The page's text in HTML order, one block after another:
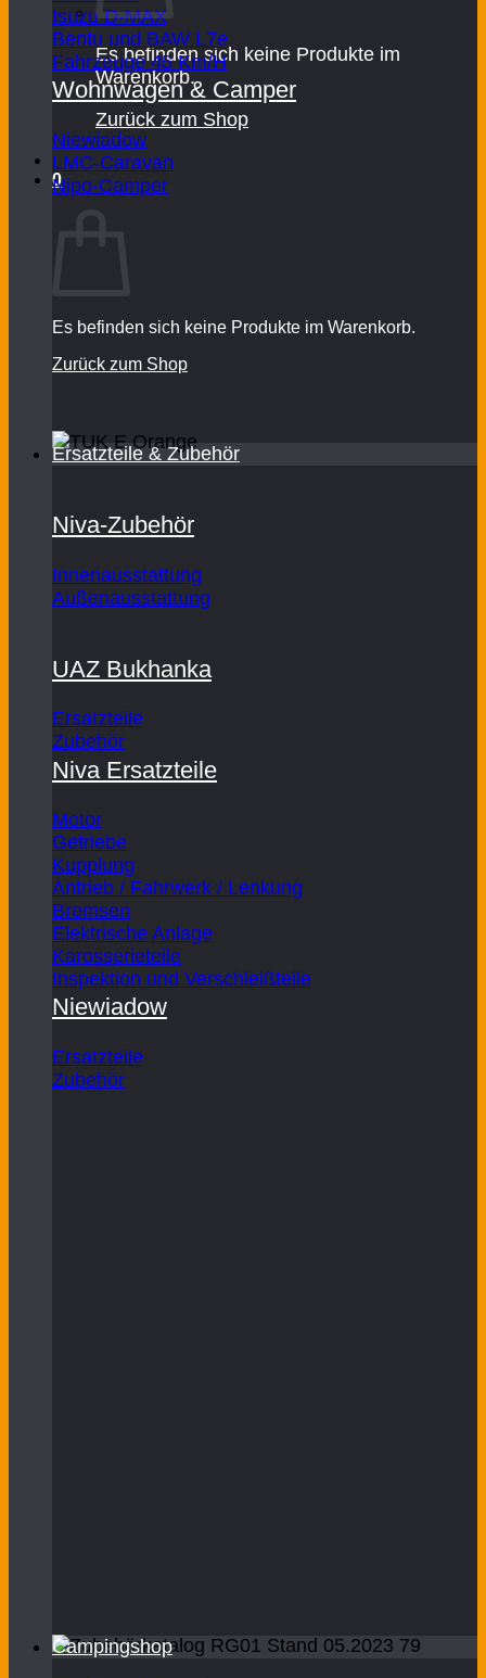
Es befinden sich keine Produkte im
Warenkorb.
Zurück zum Shop
0
Warenkorb
Es befinden sich keine Produkte im Warenkorb.
Zurück zum Shop
Isuzu D-MAX
Bentu und BAW L7e
Fahrzeuge 45 Km/H
Wohnwagen & Camper
Niewiadow
LMC-Caravan
Nipo-Camper
Ersatzteile & Zubehör
Niva-Zubehör
Innenausstattung
Außenausstattung
UAZ Bukhanka
Ersatzteile
Zubehör
Niva Ersatzteile
Motor
Getriebe
Kupplung
Antrieb / Fahrwerk / Lenkung
Bremsen
Elektrische Anlage
Karosserieteile
Inspektion und Verschleißteile
Niewiadow
Ersatzteile
Zubehör
Campingshop